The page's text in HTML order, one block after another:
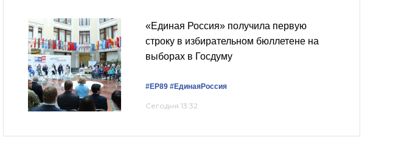
«Единая Россия» получила первую
строку в избирательном бюллетене на
выборах в Госдуму
#ЕР89 #‎ЕдинаяРоссия
Сегодня 13:32